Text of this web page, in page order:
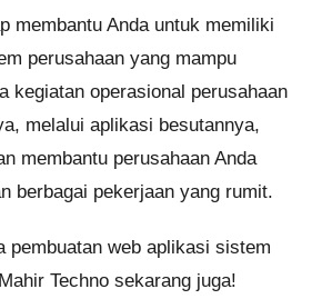
membantu Anda untuk memiliki
perusahaan yang mampu
kegiatan operasional perusahaan
melalui aplikasi besutannya,
membantu perusahaan Anda
berbagai pekerjaan yang rumit.
pembuatan web aplikasi sistem
Techno sekarang juga!